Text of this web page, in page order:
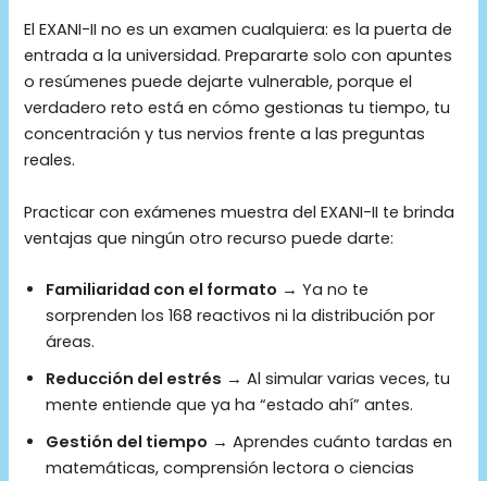
El EXANI-II no es un examen cualquiera: es la puerta de
entrada a la universidad. Prepararte solo con apuntes
o resúmenes puede dejarte vulnerable, porque el
verdadero reto está en cómo gestionas tu tiempo, tu
concentración y tus nervios frente a las preguntas
reales.
Practicar con exámenes muestra del EXANI-II te brinda
ventajas que ningún otro recurso puede darte:
Familiaridad con el formato → Ya no te
sorprenden los 168 reactivos ni la distribución por
áreas.
Reducción del estrés → Al simular varias veces, tu
mente entiende que ya ha “estado ahí” antes.
Gestión del tiempo → Aprendes cuánto tardas en
matemáticas, comprensión lectora o ciencias